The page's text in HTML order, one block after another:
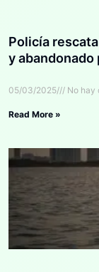
Policía
y abandonado
05/03/2025 No hay
Read More »